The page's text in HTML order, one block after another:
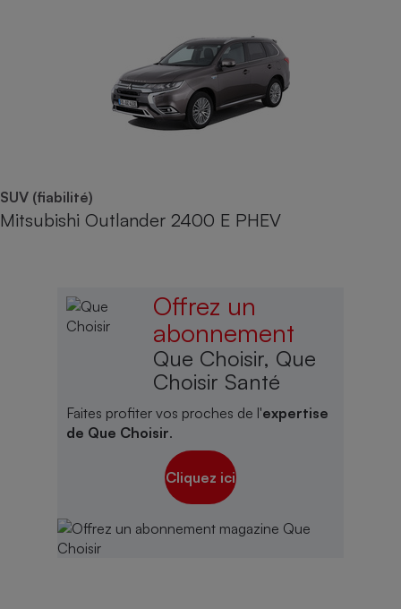
SUV (fiabilité)
Mitsubishi Outlander 2400 E PHEV
Offrez un
abonnement
Que Choisir, Que
Choisir Santé
Faites profiter vos proches de l'expertise
de Que Choisir.
Cliquez ici